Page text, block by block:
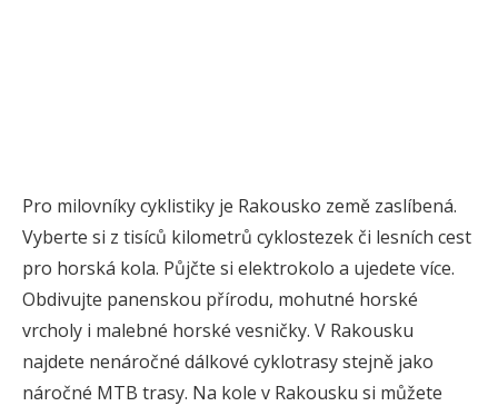
Pro milovníky cyklistiky je Rakousko země zaslíbená.
Vyberte si z tisíců kilometrů cyklostezek či lesních cest
pro horská kola. Půjčte si elektrokolo a ujedete více.
Obdivujte panenskou přírodu, mohutné horské
vrcholy i malebné horské vesničky. V Rakousku
najdete nenáročné dálkové cyklotrasy stejně jako
náročné MTB trasy. Na kole v Rakousku si můžete